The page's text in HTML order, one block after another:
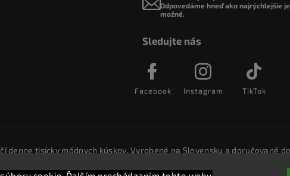
Odpovedáme hneď ako najrýchlejšie
možné.
Sledujte nás
Facebook Instagram TikTok
denne tisícky módnych kúskov. Vyrobené na Slovensku a doručované